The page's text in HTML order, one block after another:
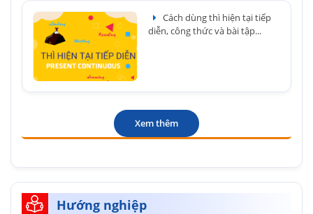
Cách dùng thì hiện tại tiếp
diễn, công thức và bài tập...
Xem thêm
Hướng nghiệp